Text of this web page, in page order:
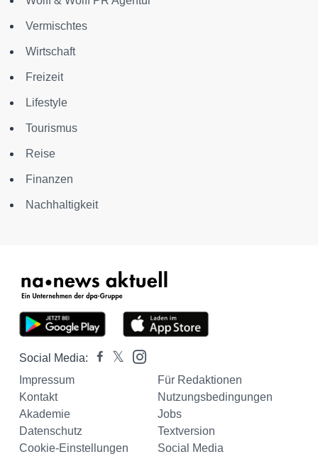
Vermischtes
Wirtschaft
Freizeit
Lifestyle
Tourismus
Reise
Finanzen
Nachhaltigkeit
Social Media:
Impressum
Für Redaktionen
Kontakt
Nutzungsbedingungen
Akademie
Jobs
Datenschutz
Textversion
Cookie-Einstellungen
Social Media